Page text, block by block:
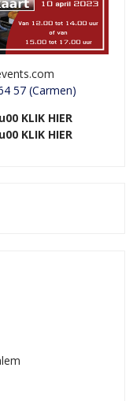
57 (Carmen)
KLIK HIER
KLIK HIER